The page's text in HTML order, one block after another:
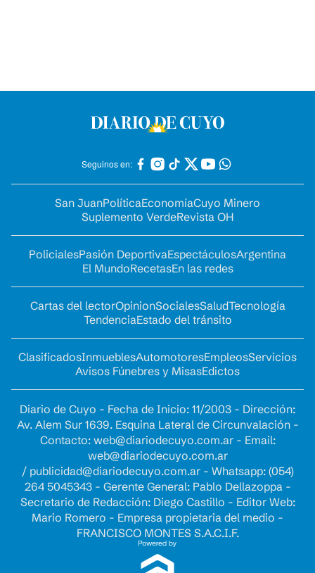
Seguinos en:
San JuanPolíticaEconomíaCuyo Minero
Suplemento VerdeRevista OH
PolicialesPasión DeportivaEspectáculosArgentina
El MundoRecetasEn las redes
Cartas del lectorOpinionSocialesSaludTecnología
TendenciaEstado del tránsito
ClasificadosInmueblesAutomotoresEmpleosServicios
Avisos Fúnebres y MisasEdictos
Diario de Cuyo - Fecha de Inicio: 11/2003 - Dirección:
Av. Alem Sur 1639. Esquina Lateral de Circunvalación -
Contacto: web@diariodecuyo.com.ar- Email:
web@diariodecuyo.com.ar
/ publicidad@diariodecuyo.com.ar- Whatsapp: (054)
264 5045343 - Gerente General: Pablo Dellazoppa -
Secretario de Redacción: Diego Castillo - Editor Web:
Mario Romero - Empresa propietaria del medio -
FRANCISCO MONTES S.A.C.I.F.